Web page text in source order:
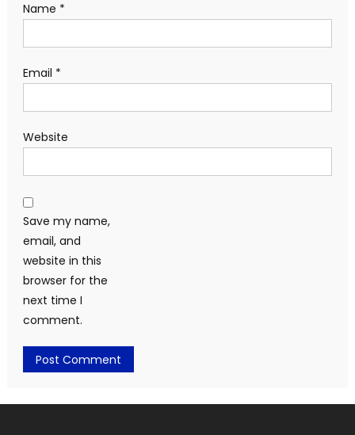
Name *
Email *
Website
Save my name,
email, and
website in this
browser for the
next time I
comment.